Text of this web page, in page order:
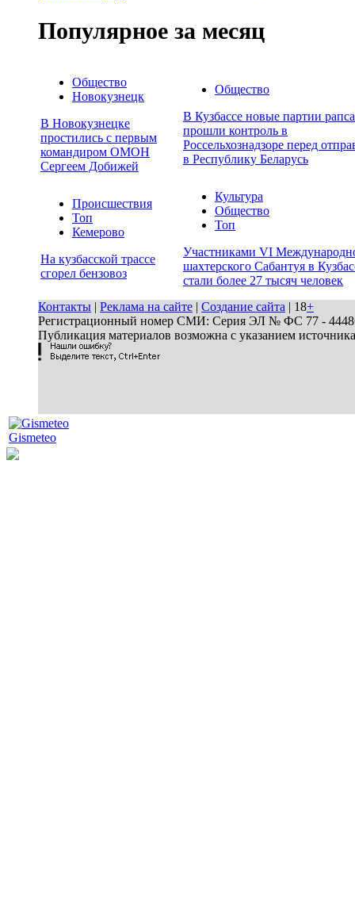
Популярное за месяц
Общество
Новокузнецк
В Новокузнецке
простились с первым
командиром ОМОН
Сергеем Добижей
Общество
В Кузбассе новые партии рапса
прошли контроль в
Россельхознадзоре перед
в Республику Беларусь
Происшествия
Топ
Кемерово
На кузбасской трассе
сгорел бензовоз
Культура
Общество
Топ
Участниками VI
шахтерского Сабантуя в
стали более 27 тысяч человек
Контакты | Реклама на сайте | Создание сайта | 18+
Регистрационный номер СМИ: Серия ЭЛ № ФС 77 - 44486
Публикация материалов возможна с указанием
Gismeteo